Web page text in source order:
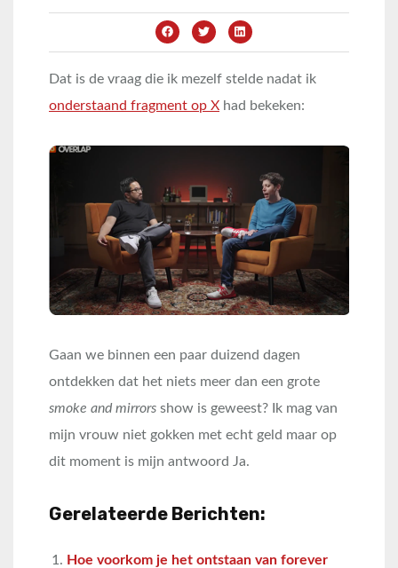
Dat is de vraag die ik mezelf stelde nadat ik
onderstaand fragment op X had bekeken:
Gaan we binnen een paar duizend dagen
ontdekken dat het niets meer dan een grote
smoke and mirrors show is geweest? Ik mag van
mijn vrouw niet gokken met echt geld maar op
dit moment is mijn antwoord Ja.
Gerelateerde Berichten:
Hoe voorkom je het ontstaan van forever